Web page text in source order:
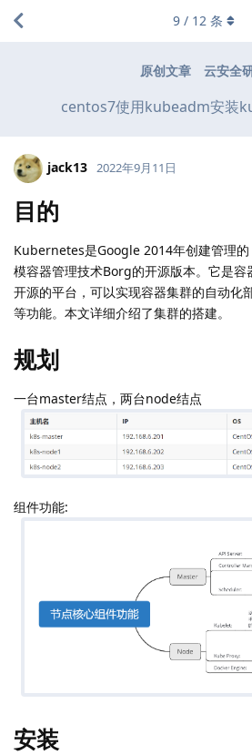
原创文章 云安全
centos7使用kubeadm安装
9 / 12 条
jack13 2022年9月11日
目的
Kubernetes是Google 2014年创建管理
模容器管理技术Borg的开源版本。它是容
开源的平台，可以实现容器集群的自动化
等功能。本文详细介绍了集群的搭建。
规划
一台master结点，两台node结点
组件功能:
安装